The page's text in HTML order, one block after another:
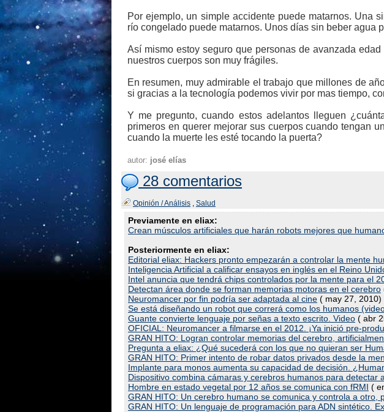
Por ejemplo, un simple accidente puede matarnos. Una
río congelado puede matarnos. Unos días sin beber agua
Así mismo estoy seguro que personas de avanzada
nuestros cuerpos son muy frágiles.
En resumen, muy admirable el trabajo que millones de
si gracias a la tecnología podemos vivir por mas tiempo,
Y me pregunto, cuando estos adelantos lleguen
primeros en querer mejorar sus cuerpos cuando tengan
cuando la muerte les esté tocando la puerta?
autor: josé elías
28 comentarios
Opinión / Análisis , Salud
Previamente en eliax:
Crean músculos artificiales que harán robots mejores que
Posteriormente en eliax:
Editorial eliax: Hackers pronto empezarán a controlar la mente
Inteligencia Artificial a calificar ensayos en inglés en el Reino
Intel anuncia que tendrá chips controlados por la mente para el
Detectan área donde se forman memorias motoras en el cerebro
Neuromancer por fin podría ser adaptada al cine ( may 27, 2010)
Se está diseñando un robot que correrá como los humanos
Guante convierte lenguaje por señas a texto escrito. Video ( abr
OFICIAL: Neuromancer a filmarse en el 2012. ¡Ya inició pre-
GRAN HITO: Logran controlar memorias del cerebro,
Pregunta a eliax: ¿Qué sucederá con los que no quieran ser
GRAN HITO: Primer intento de robar datos privados desde la
Implante para monos aumenta su capacidad de decisión.
Dispositivo combina cámaras y cerebros humanos para detectar
Hombre en estado vegetal por 12 años se comunica con fRMI (
GRAN HITO: Un cerebro humano se comunica y controla a otro,
GRAN HITO: Un lenguaje de programación para ADN sintético.